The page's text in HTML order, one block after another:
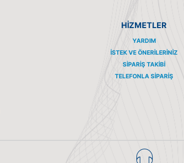
HİZMETLER
YARDIM
İSTEK VE ÖNERILERINIZ
SIPARIŞ TAKIBI
TELEFONLA SIPARIŞ